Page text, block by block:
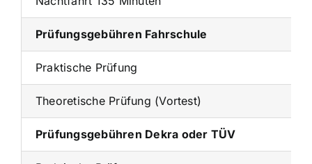
Prüfungsgebühren Fahrschule
Praktische Prüfung
Theoretische Prüfung (Vortest)
Prüfungsgebühren Dekra oder TÜV